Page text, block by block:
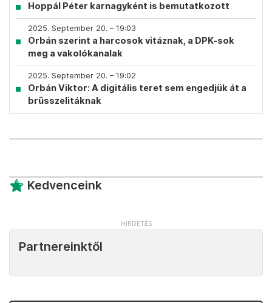
Hoppál Péter karnagyként is bemutatkozott
2025. September 20. – 19:03
Orbán szerint a harcosok vitáznak, a DPK-sok
meg a vakolókanalak
2025. September 20. – 19:02
Orbán Viktor: A digitális teret sem engedjük át a
brüsszelitáknak
Kedvenceink
Partnereinktől